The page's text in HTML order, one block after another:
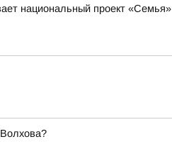
национальный проект «Семья»